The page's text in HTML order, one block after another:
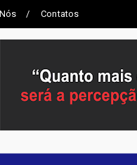
Contatos